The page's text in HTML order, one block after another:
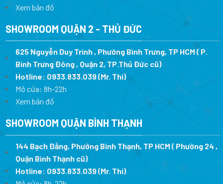
Xem bản đồ
SHOWROOM QUẬN 2 - THỦ ĐỨC
625 Nguyễn Duy Trinh , Phường Bình Trưng, TP HCM ( P.
Bình Trưng Đông , Quận 2, TP.Thủ Đức cũ)
Hotline: 0933.833.039(Mr. Thi)
Mở cửa: 8h-22h
Xem bản đồ
SHOWROOM QUẬN BÌNH THẠNH
144 Bạch Đằng, Phường Bình Thạnh, TP HCM ( Phường 24 ,
Quận Bình Thạnh cũ)
Hotline: 0933.833.039(Mr. Thi)